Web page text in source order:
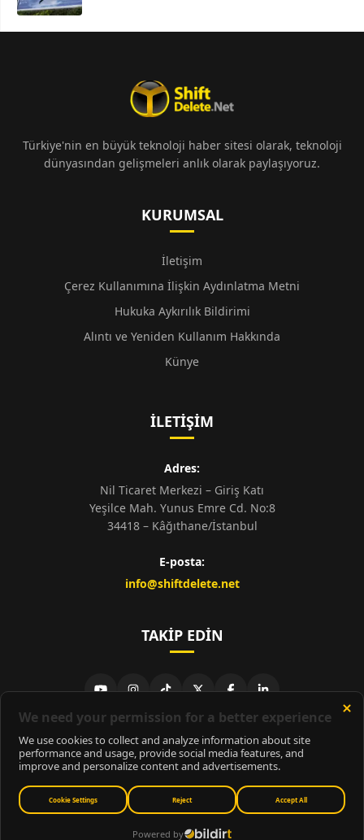
Türkiye'nin en büyük teknoloji haber sitesi olarak, teknoloji
dünyasından gelişmeleri anlık olarak paylaşıyoruz.
KURUMSAL
İletişim
Çerez Kullanımına İlişkin Aydınlatma Metni
Hukuka Aykırılık Bildirimi
Alıntı ve Yeniden Kullanım Hakkında
Künye
İLETIŞIM
Adres:
Nil Ticaret Merkezi – Giriş Katı
Yeşilce Mah. Yunus Emre Cd. No:8
34418 – Kâğıthane/İstanbul
E-posta:
info@shiftdelete.net
TAKIP EDIN
© 2026ShiftDelete.Net- Tüm hakları saklıdır.
ShiftDelete.Net, İnternet Medyası ve Bilişim Muhabirleri Derneği
üyesidir.